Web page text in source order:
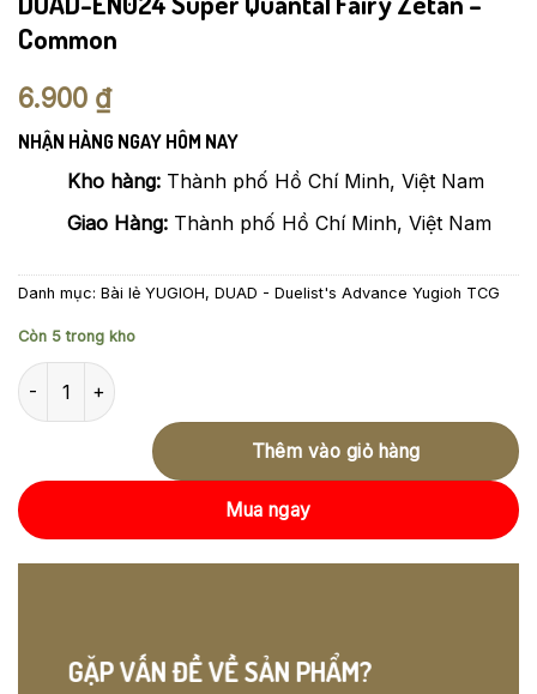
Common
6.900 ₫
NHẬN HÀNG NGAY HÔM NAY
Kho hàng: Thành phố Hồ Chí Minh, Việt Nam
Giao Hàng: Thành phố Hồ Chí Minh, Việt Nam
Danh mục: Bài lẻ YUGIOH, DUAD - Duelist's Advance Yugioh TCG
Còn 5 trong kho
DUAD-EN024 Super Quantal Fairy Zetan – Common số lượng
Thêm vào giỏ hàng
Mua ngay
GẶP VẤN ĐỀ VỀ SẢN PHẨM?